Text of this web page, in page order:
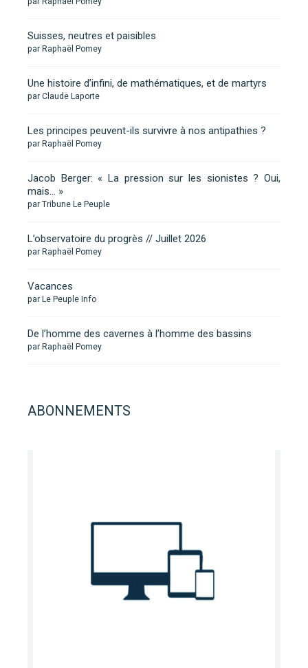
Suisses, neutres et paisibles
par Raphaël Pomey
Une histoire d’infini, de mathématiques, et de martyrs
par Claude Laporte
Les principes peuvent-ils survivre à nos antipathies ?
par Raphaël Pomey
Jacob Berger: « La pression sur les sionistes ? Oui,
mais… »
par Tribune Le Peuple
L’observatoire du progrès // Juillet 2026
par Raphaël Pomey
Vacances
par Le Peuple Info
De l’homme des cavernes à l’homme des bassins
par Raphaël Pomey
ABONNEMENTS